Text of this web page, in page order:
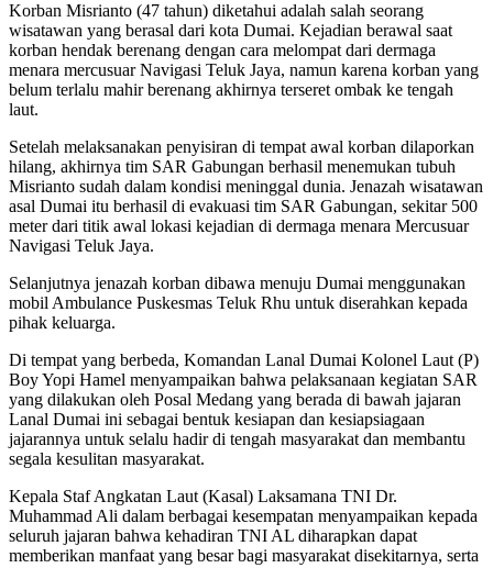
Korban Misrianto (47 tahun) diketahui adalah salah seorang
wisatawan yang berasal dari kota Dumai. Kejadian berawal saat
korban hendak berenang dengan cara melompat dari dermaga
menara mercusuar Navigasi Teluk Jaya, namun karena korban yang
belum terlalu mahir berenang akhirnya terseret ombak ke tengah
laut.
Setelah melaksanakan penyisiran di tempat awal korban dilaporkan
hilang, akhirnya tim SAR Gabungan berhasil menemukan tubuh
Misrianto sudah dalam kondisi meninggal dunia. Jenazah wisatawan
asal Dumai itu berhasil di evakuasi tim SAR Gabungan, sekitar 500
meter dari titik awal lokasi kejadian di dermaga menara Mercusuar
Navigasi Teluk Jaya.
Selanjutnya jenazah korban dibawa menuju Dumai menggunakan
mobil Ambulance Puskesmas Teluk Rhu untuk diserahkan kepada
pihak keluarga.
Di tempat yang berbeda, Komandan Lanal Dumai Kolonel Laut (P)
Boy Yopi Hamel menyampaikan bahwa pelaksanaan kegiatan SAR
yang dilakukan oleh Posal Medang yang berada di bawah jajaran
Lanal Dumai ini sebagai bentuk kesiapan dan kesiapsiagaan
jajarannya untuk selalu hadir di tengah masyarakat dan membantu
segala kesulitan masyarakat.
Kepala Staf Angkatan Laut (Kasal) Laksamana TNI Dr.
Muhammad Ali dalam berbagai kesempatan menyampaikan kepada
seluruh jajaran bahwa kehadiran TNI AL diharapkan dapat
memberikan manfaat yang besar bagi masyarakat disekitarnya, serta